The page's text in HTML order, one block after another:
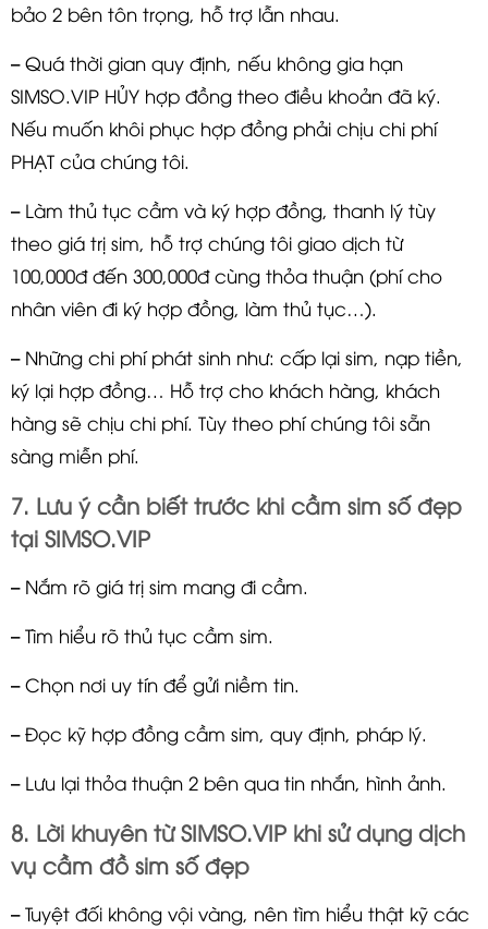
bảo 2 bên tôn trọng, hỗ trợ lẫn nhau.
– Quá thời gian quy định, nếu không gia hạn
SIMSO.VIP HỦY hợp đồng theo điều khoản đã ký.
Nếu muốn khôi phục hợp đồng phải chịu chi phí
PHẠT của chúng tôi.
– Làm thủ tục cầm và ký hợp đồng, thanh lý tùy
theo giá trị sim, hỗ trợ chúng tôi giao dịch từ
100,000đ đến 300,000đ cùng thỏa thuận (phí cho
nhân viên đi ký hợp đồng, làm thủ tục…).
– Những chi phí phát sinh như: cấp lại sim, nạp tiền,
ký lại hợp đồng… Hỗ trợ cho khách hàng, khách
hàng sẽ chịu chi phí. Tùy theo phí chúng tôi sẵn
sàng miễn phí.
7. Lưu ý cần biết trước khi cầm sim số đẹp
tại SIMSO.VIP
– Nắm rõ giá trị sim mang đi cầm.
– Tìm hiểu rõ thủ tục cầm sim.
– Chọn nơi uy tín để gửi niềm tin.
– Đọc kỹ hợp đồng cầm sim, quy định, pháp lý.
– Lưu lại thỏa thuận 2 bên qua tin nhắn, hình ảnh.
8. Lời khuyên từ SIMSO.VIP khi sử dụng dịch
vụ cầm đồ sim số đẹp
– Tuyệt đối không vội vàng, nên tìm hiểu thật kỹ các